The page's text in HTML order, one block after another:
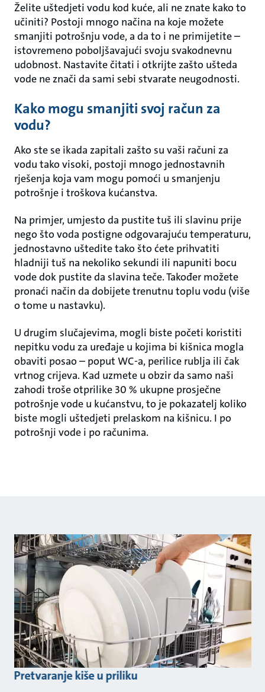
Želite uštedjeti vodu kod kuće, ali ne znate kako to
učiniti? Postoji mnogo načina na koje možete
smanjiti potrošnju vode, a da to i ne primijetite –
istovremeno poboljšavajući svoju svakodnevnu
udobnost. Nastavite čitati i otkrijte zašto ušteda
vode ne znači da sami sebi stvarate neugodnosti.
Kako mogu smanjiti svoj račun za
vodu?
Ako ste se ikada zapitali zašto su vaši računi za
vodu tako visoki, postoji mnogo jednostavnih
rješenja koja vam mogu pomoći u smanjenju
potrošnje i troškova kućanstva.
Na primjer, umjesto da pustite tuš ili slavinu prije
nego što voda postigne odgovarajuću temperaturu,
jednostavno uštedite tako što ćete prihvatiti
hladniji tuš na nekoliko sekundi ili napuniti bocu
vode dok pustite da slavina teče. Također možete
pronaći način da dobijete trenutnu toplu vodu (više
o tome u nastavku).
U drugim slučajevima, mogli biste početi koristiti
nepitku vodu za uređaje u kojima bi kišnica mogla
obaviti posao – poput WC-a, perilice rublja ili čak
vrtnog crijeva. Kad uzmete u obzir da samo naši
zahodi troše otprilike 30 % ukupne prosječne
potrošnje vode u kućanstvu, to je pokazatelj koliko
biste mogli uštedjeti prelaskom na kišnicu. I po
potrošnji vode i po računima.
Pretvaranje kiše u priliku